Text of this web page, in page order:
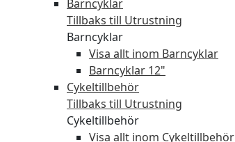
Barncyklar
Tillbaks till Utrustning
Barncyklar
Visa allt inom Barncyklar
Barncyklar 12"
Cykeltillbehör
Tillbaks till Utrustning
Cykeltillbehör
Visa allt inom Cykeltillbehör